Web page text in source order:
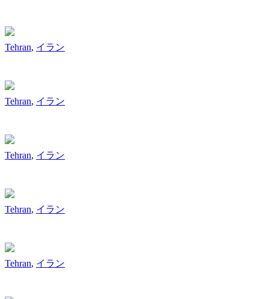
Tehran, イラン
Tehran, イラン
Tehran, イラン
Tehran, イラン
Tehran, イラン